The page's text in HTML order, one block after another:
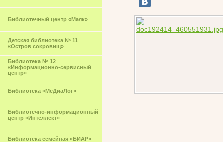
Библиотечный центр «Маяк»
Детская библиотека № 11
«Остров сокровищ»
Библиотека № 12
«Информационно-сервисный
центр»
Библиотека «МеДиаЛог»
Библиотечно-информационный
центр «Интеллект»
Библиотека семейная «БИАР»